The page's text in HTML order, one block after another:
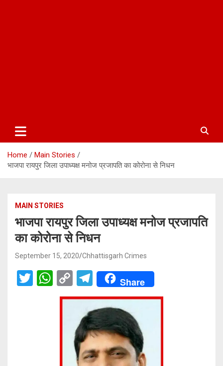
Home
Main Stories
भाजपा रायपुर जिला उपाध्यक्ष मनोज प्रजापति का कोरोना से निधन
MAIN STORIES
भाजपा रायपुर जिला उपाध्यक्ष मनोज प्रजापति
का कोरोना से निधन
September 15, 2020 Chhattisgarh Crimes
T
W
h
C
o
py
Li
n
k
T
el
e
gr
a
m
Share